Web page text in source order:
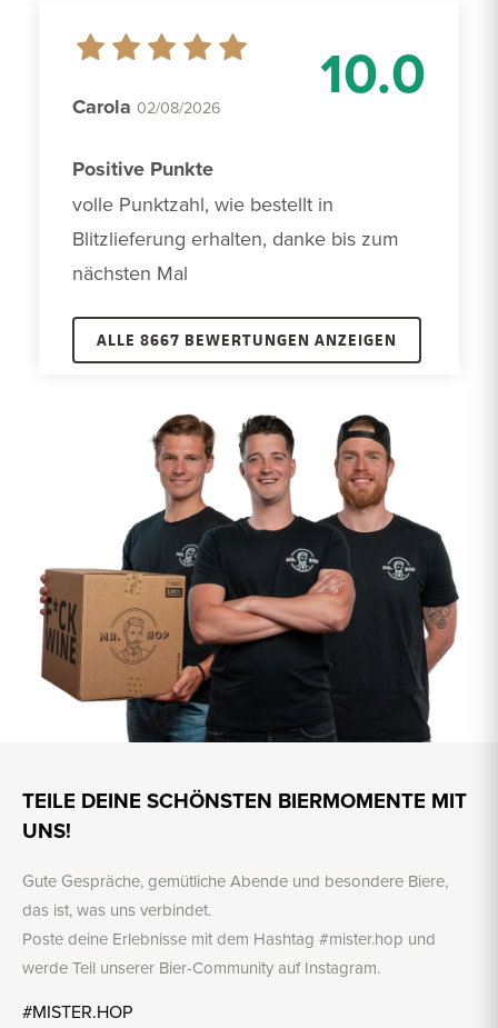
10.0
Carola 02/08/2026
Positive Punkte
volle Punktzahl, wie bestellt in
Blitzlieferung erhalten, danke bis zum
nächsten Mal
ALLE 8667 BEWERTUNGEN ANZEIGEN
TEILE DEINE SCHÖNSTEN BIERMOMENTE MIT
UNS!
Gute Gespräche, gemütliche Abende und besondere Biere,
das ist, was uns verbindet.
Poste deine Erlebnisse mit dem Hashtag #mister.hop und
werde Teil unserer Bier-Community auf Instagram.
#MISTER.HOP